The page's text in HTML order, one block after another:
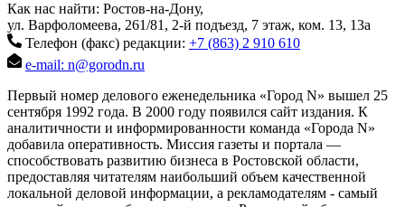
Как нас найти: Ростов-на-Дону,
ул. Варфоломеева, 261/81, 2-й подъезд, 7 этаж, ком. 13, 13а
Телефон (факс) редакции: +7 (863) 2 910 610
e-mail: n@gorodn.ru
Первый номер делового еженедельника «Город N» вышел 25
сентября 1992 года. В 2000 году появился сайт издания. К
аналитичности и информированности команда «Города N»
добавила оперативность. Миссия газеты и портала —
способствовать развитию бизнеса в Ростовской области,
предоставляя читателям наибольший объем качественной
локальной деловой информации, а рекламодателям - самый